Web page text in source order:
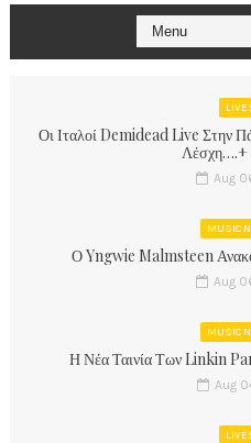
Οι Ιταλοί Demidead Live Στην
Aug
MUSIC
Ο Yngwie Malmsteen
Aug
MUSIC
Η Νέα Ταινία Των Linkin
Aug